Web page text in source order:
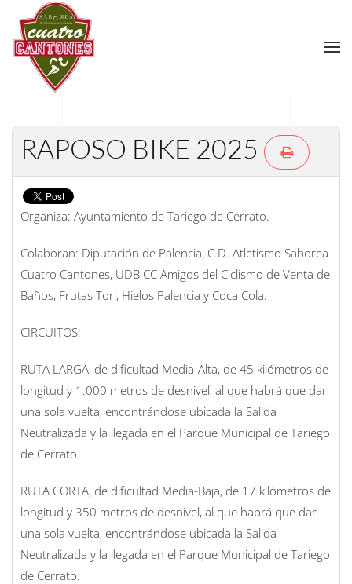
Skip
to
main
content
RAPOSO BIKE 2025
Organiza: Ayuntamiento de Tariego de Cerrato.
Colaboran: Diputación de Palencia, C.D. Atletismo Saborea
Cuatro Cantones, UDB CC Amigos del Ciclismo de Venta de
Baños, Frutas Tori, Hielos Palencia y Coca Cola.
CIRCUITOS:
RUTA LARGA, de dificultad Media-Alta, de 45 kilómetros de
longitud y 1.000 metros de desnivel, al que habrá que dar
una sola vuelta, encontrándose ubicada la Salida
Neutralizada y la llegada en el Parque Municipal de Tariego
de Cerrato.
RUTA CORTA, de dificultad Media-Baja, de 17 kilómetros de
longitud y 350 metros de desnivel, al que habrá que dar
una sola vuelta, encontrándose ubicada la Salida
Neutralizada y la llegada en el Parque Municipal de Tariego
de Cerrato.